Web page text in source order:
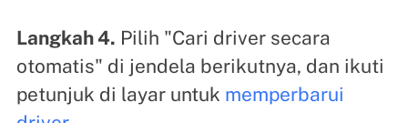
Langkah 4. Pilih "Cari driver secara
otomatis" di jendela berikutnya, dan ikuti
petunjuk di layar untuk memperbarui